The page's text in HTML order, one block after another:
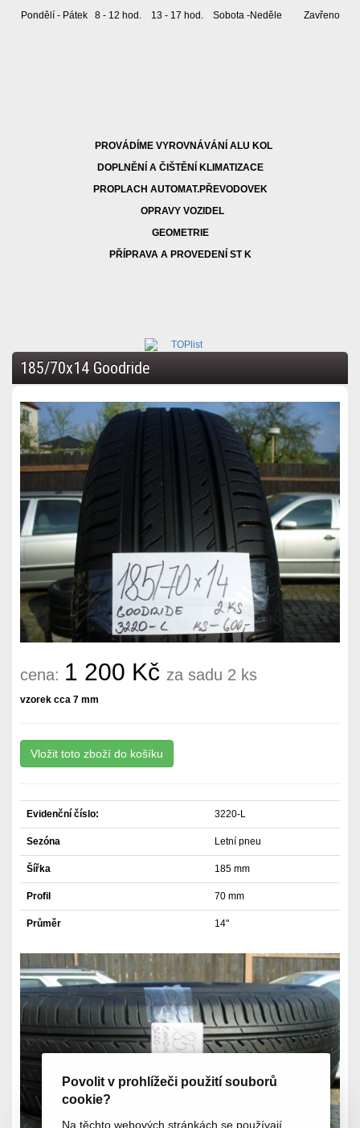
Povolit v prohlížeči použití souborů
cookie?
Na těchto webových stránkách se používají
Pondělí - Pátek 8 - 12 hod. 13 - 17 hod. Sobota -Neděle Zavřeno
PROVÁDÍME VYROVNÁVÁNÍ ALU KOL
DOPLNĚNÍ A ČIŠTĚNÍ KLIMATIZACE
PROPLACH AUTOMAT.PŘEVODOVEK
OPRAVY VOZIDEL
GEOMETRIE
PŘÍPRAVA A PROVEDENÍ ST K
185/70x14 Goodride
cena: 1 200 Kč za sadu 2 ks
vzorek cca 7 mm
Evidenční číslo: 3220-L
Sezóna Letní pneu
Šířka 185 mm
Profil 70 mm
Průměr 14"